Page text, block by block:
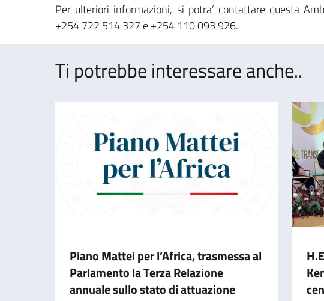
Per ulteriori informazioni, si potra’ contattare questa
+254 722 514 327 e +254 110 093 926.
Ti potrebbe interessare anche..
Piano Mattei per l’Africa, trasmessa al
Parlamento la Terza Relazione
annuale sullo stato di attuazione